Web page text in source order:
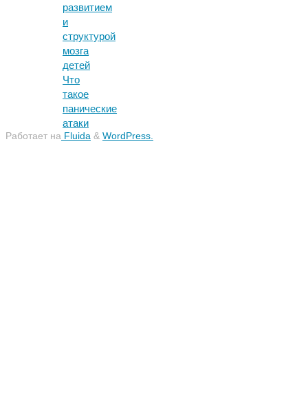
развитием
и
структурой
мозга
детей
Что
такое
панические
атаки
Работает на Fluida & WordPress.